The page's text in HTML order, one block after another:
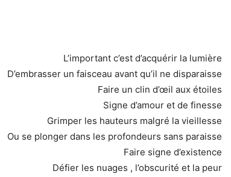
L’important c’est d’acquérir la lumière
D’embrasser un faisceau avant qu’il ne disparaisse
Faire un clin d’œil aux étoiles
Signe d’amour et de finesse
Grimper les hauteurs malgré la vieillesse
Ou se plonger dans les profondeurs sans paraisse
Faire signe d’existence
Défier les nuages , l’obscurité et la peur